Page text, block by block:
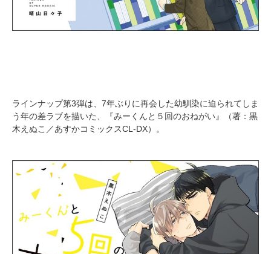
ラインナップ第3弾は、7年ぶりに再会した幼馴染に迫られてしま
う年の差ラブを描いた、『みーくんと５回のおねがい』（著：黒
木えぬこ／あすかコミックスCL-DX）。